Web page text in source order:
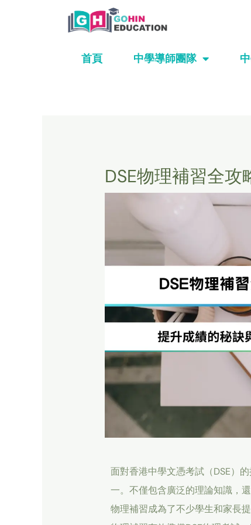
首頁 中學導師團隊
DSE物理補習全
面對香港中學文憑考試（DSE）
一。不僅包含廣泛的理論知識，
物理補習成為了不少學生和家長